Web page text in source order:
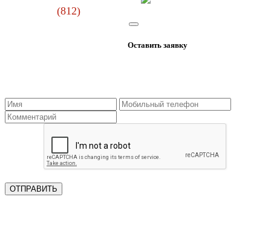
(812)
Оставить заявку